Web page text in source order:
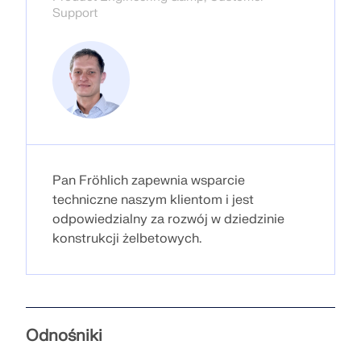
szybkiego określania obciążeń śniegiem, wiatrem i
SPRAWDŹ STREFY OBCIĄŻEŃ
Support
Pan Fröhlich zapewnia wsparcie
techniczne naszym klientom i jest
odpowiedzialny za rozwój w dziedzinie
konstrukcji żelbetowych.
Odnośniki